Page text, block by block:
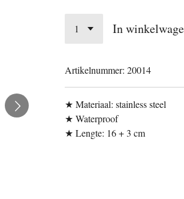
In
Artikelnummer: 20014
★ Materiaal: stainless steel
★ Waterproof
★ Lengte: 16 + 3 cm